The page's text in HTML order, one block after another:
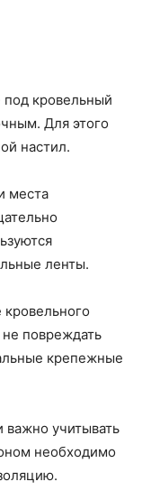
под кровельный
Для этого
настил.
места
ленты.
повреждать
крепежные
учитывать
необходимо